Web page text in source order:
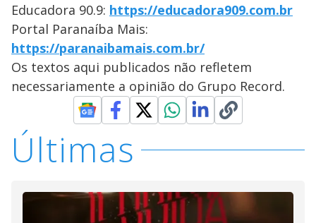
Educadora 90.9: https://educadora909.com.br
Portal Paranaíba Mais:
https://paranaibamais.com.br/
Os textos aqui publicados não refletem
necessariamente a opinião do Grupo Record.
Últimas